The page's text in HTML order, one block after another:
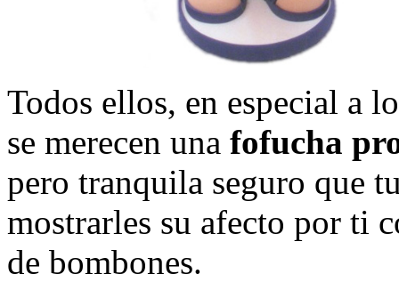
Todos ellos, en especial a
se merecen una fofucha
pero tranquila seguro que
mostrarles su afecto por ti
de bombones.